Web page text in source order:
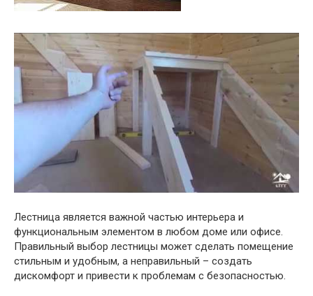
Лестница является важной частью интерьера и
функциональным элементом в любом доме или офисе.
Правильный выбор лестницы может сделать помещение
стильным и удобным, а неправильный – создать
дискомфорт и привести к проблемам с безопасностью.